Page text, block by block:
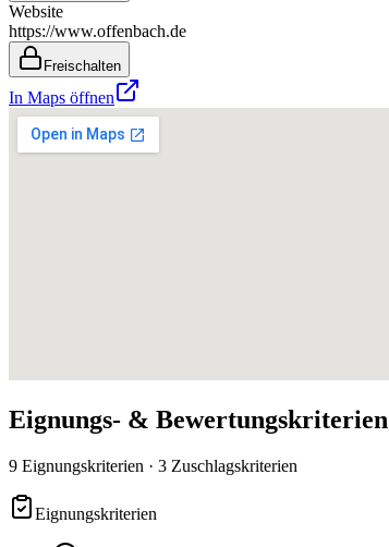
Website
https://www.offenbach.de
Freischalten
In Maps öffnen
Eignungs- & Bewertungskriterien
9 Eignungskriterien · 3 Zuschlagskriterien
Eignungskriterien